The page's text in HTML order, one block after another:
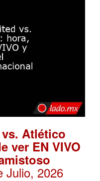
Atlético
ver EN VIVO
Julio, 2026